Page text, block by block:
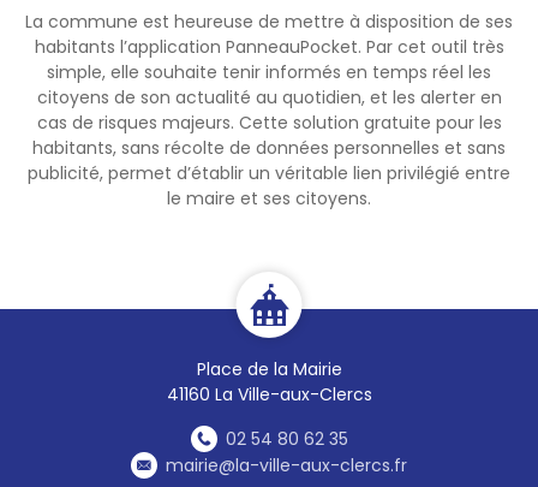
La commune est heureuse de mettre à disposition de ses
habitants l’application PanneauPocket. Par cet outil très
simple, elle souhaite tenir informés en temps réel les
citoyens de son actualité au quotidien, et les alerter en
cas de risques majeurs. Cette solution gratuite pour les
habitants, sans récolte de données personnelles et sans
publicité, permet d’établir un véritable lien privilégié entre
le maire et ses citoyens.
Place de la Mairie
41160 La Ville-aux-Clercs
02 54 80 62 35
mairie@la-ville-aux-clercs.fr